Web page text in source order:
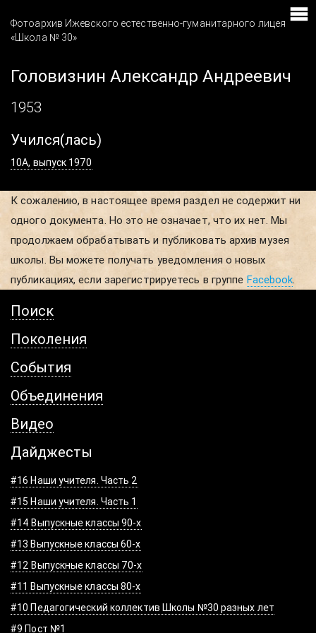
Фотоархив Ижевского естественно-гуманитарного лицея
«Школа № 30»
Головизнин Александр Андреевич
1953
Учился(лась)
10А, выпуск 1970
К сожалению, в настоящее время раздел не содержит ни
одного документа. Но это не означает, что их нет. Мы
продолжаем обрабатывать и публиковать архив музея
школы. Вы можете получать уведомления о новых
публикациях, если зарегистрируетесь в группе Facebook
Поиск
Поколения
События
Объединения
Видео
Дайджесты
#16 Наши учителя. Часть 2
#15 Наши учителя. Часть 1
#14 Выпускные классы 90-х
#13 Выпускные классы 60-х
#12 Выпускные классы 70-х
#11 Выпускные классы 80-х
#10 Педагогический коллектив Школы №30 разных лет
#9 Пост №1